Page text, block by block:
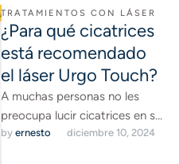
TRATAMIENTOS CON LÁSER
¿Para qué cicatrices
está recomendado
el láser Urgo Touch?
A muchas personas no les
preocupa lucir cicatrices en su
cuerpo. Ya sea por haber
by ernesto diciembre 10, 2024